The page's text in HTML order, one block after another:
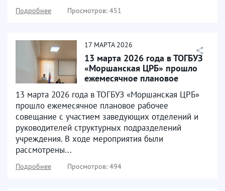
Подробнее Просмотров: 451
17 МАРТА 2026
13 марта 2026 года в ТОГБУЗ
«Моршанская ЦРБ» прошло
ежемесячное плановое
13 марта 2026 года в ТОГБУЗ «Моршанская ЦРБ»
прошло ежемесячное плановое рабочее
совещание с участием заведующих отделений и
руководителей структурных подразделений
учреждения. В ходе мероприятия были
рассмотрены...
Подробнее Просмотров: 494